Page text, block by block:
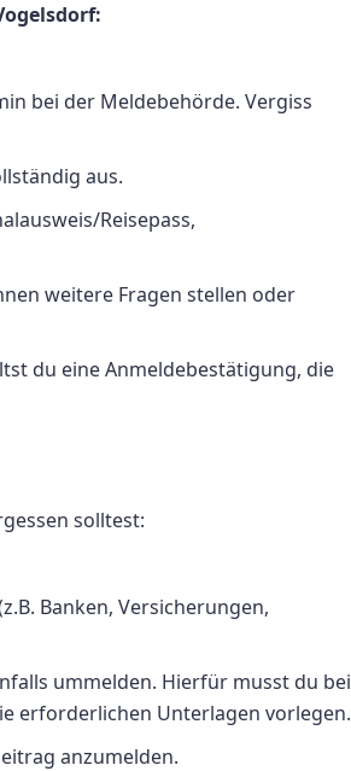
bei der Meldebehörde. Vergiss
aus.
Reisepass,
weitere Fragen stellen oder
du eine Anmeldebestätigung, die
solltest:
Banken, Versicherungen,
ummelden. Hierfür musst du bei
erforderlichen Unterlagen vorlegen.
anzumelden.